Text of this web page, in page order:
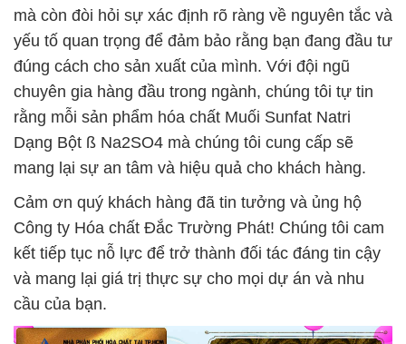
mà còn đòi hỏi sự xác định rõ ràng về nguyên tắc và
yếu tố quan trọng để đảm bảo rằng bạn đang đầu tư
đúng cách cho sản xuất của mình. Với đội ngũ
chuyên gia hàng đầu trong ngành, chúng tôi tự tin
rằng mỗi sản phẩm hóa chất Muối Sunfat Natri
Dạng Bột ß Na2SO4 mà chúng tôi cung cấp sẽ
mang lại sự an tâm và hiệu quả cho khách hàng.
Cảm ơn quý khách hàng đã tin tưởng và ủng hộ
Công ty Hóa chất Đắc Trường Phát! Chúng tôi cam
kết tiếp tục nỗ lực để trở thành đối tác đáng tin cậy
và mang lại giá trị thực sự cho mọi dự án và nhu
cầu của bạn.